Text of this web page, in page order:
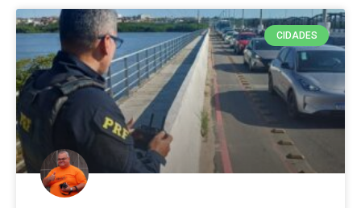
CIDADES